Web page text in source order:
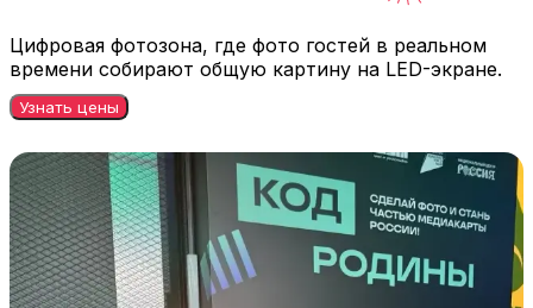
Цифровая фотозона, где фото гостей в реальном
времени собирают общую картину на LED-экране.
Узнать цены